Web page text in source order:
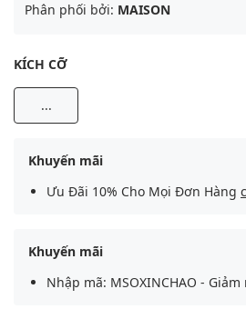
Phân phối bởi: MAISON
KÍCH CỠ
...
Khuyến mãi
Ưu Đãi 10% Cho Mọi Đơn Hàng
Khuyến mãi
Nhập mã: MSOXINCHAO - Giảm